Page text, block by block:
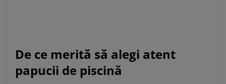
De ce merită să alegi atent
papucii de piscină